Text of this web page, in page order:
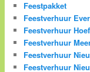
Feestpakket
Feestverhuur
Feestverhuur
Feestverhuur
Feestverhuur
Feestverhuur